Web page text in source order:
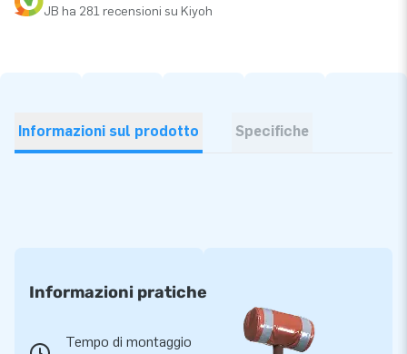
JB ha 281 recensioni su Kiyoh
Informazioni sul prodotto Specifiche
Informazioni pratiche
Tempo di montaggio